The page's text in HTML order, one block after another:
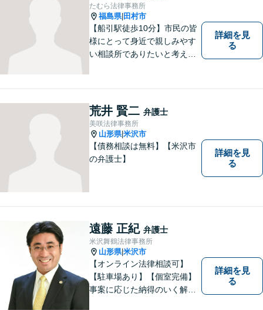
たむら法律事務所
福島県| 田村市
【船引駅徒歩10分】市民の皆
様にとって身近で親しみやす
い相談所でありたいと考えて
に、まずはお気軽にご相談く
ださい。 https://tamura-law.bi
z/ （公式ホームページ）
詳細を見
る
荒井 賢二 弁護士
美咲法律事務所
山形県|米沢市
【債務相談は無料】【米沢市
の弁護士】
詳細を見
る
遠藤 正紀 弁護士
米沢舞鶴法律事務所
山形県|米沢市
【オンライン法律相談可】
【駐車場あり】【個室完備】
事案に応じた納得のいく解決
詳細を見
る